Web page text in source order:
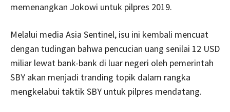
memenangkan Jokowi untuk pilpres 2019.
Melalui media Asia Sentinel, isu ini kembali mencuat
dengan tudingan bahwa pencucian uang senilai 12 USD
miliar lewat bank-bank di luar negeri oleh pemerintah
SBY akan menjadi tranding topik dalam rangka
mengkelabui taktik SBY untuk pilpres mendatang.